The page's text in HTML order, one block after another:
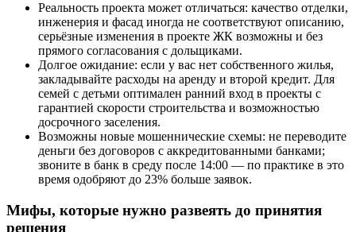
Реальность проекта может отличаться: качество отделки,
инженерия и фасад иногда не соответствуют описанию,
серьёзные изменения в проекте ЖК возможны и без
прямого согласования с дольщиками.
Долгое ожидание: если у вас нет собственного жилья,
закладывайте расходы на аренду и второй кредит. Для
семей с детьми оптимален ранний вход в проекты с
гарантией скорости строительства и возможностью
досрочного заселения.
Возможны новые мошеннические схемы: не переводите
деньги без договоров с аккредитованными банками;
звоните в банк в среду после 14:00 — по практике в это
время одобряют до 23% больше заявок.
Мифы, которые нужно развеять до принятия
решения